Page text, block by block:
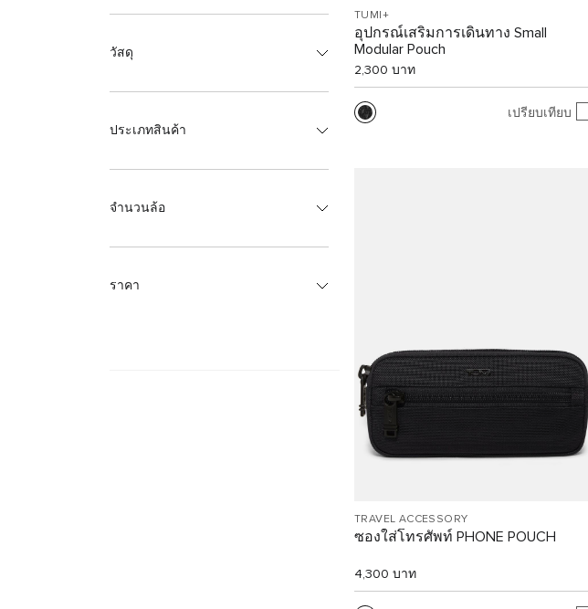
วัสดุ
ประเภทสินค้า
จำนวนล้อ
ราคา
TUMI+
อุปกรณ์เสริมการเดินทาง Small
Modular Pouch
2,300 บาท
เปรียบเทียบ
TRAVEL ACCESSORY
ซองใส่โทรศัพท์ PHONE POUCH
4,300 บาท